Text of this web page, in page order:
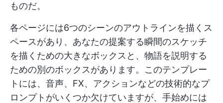
ものだ。
各ページには6つのシーンのアウトラインを描くス
ペースがあり、あなたの提案する瞬間のスケッチ
を描くための大きなボックスと、物語を説明する
ための別のボックスがあります。このテンプレー
トには、音声、FX、アクションなどの技術的なプ
ロンプトがいくつか欠けていますが、手始めには